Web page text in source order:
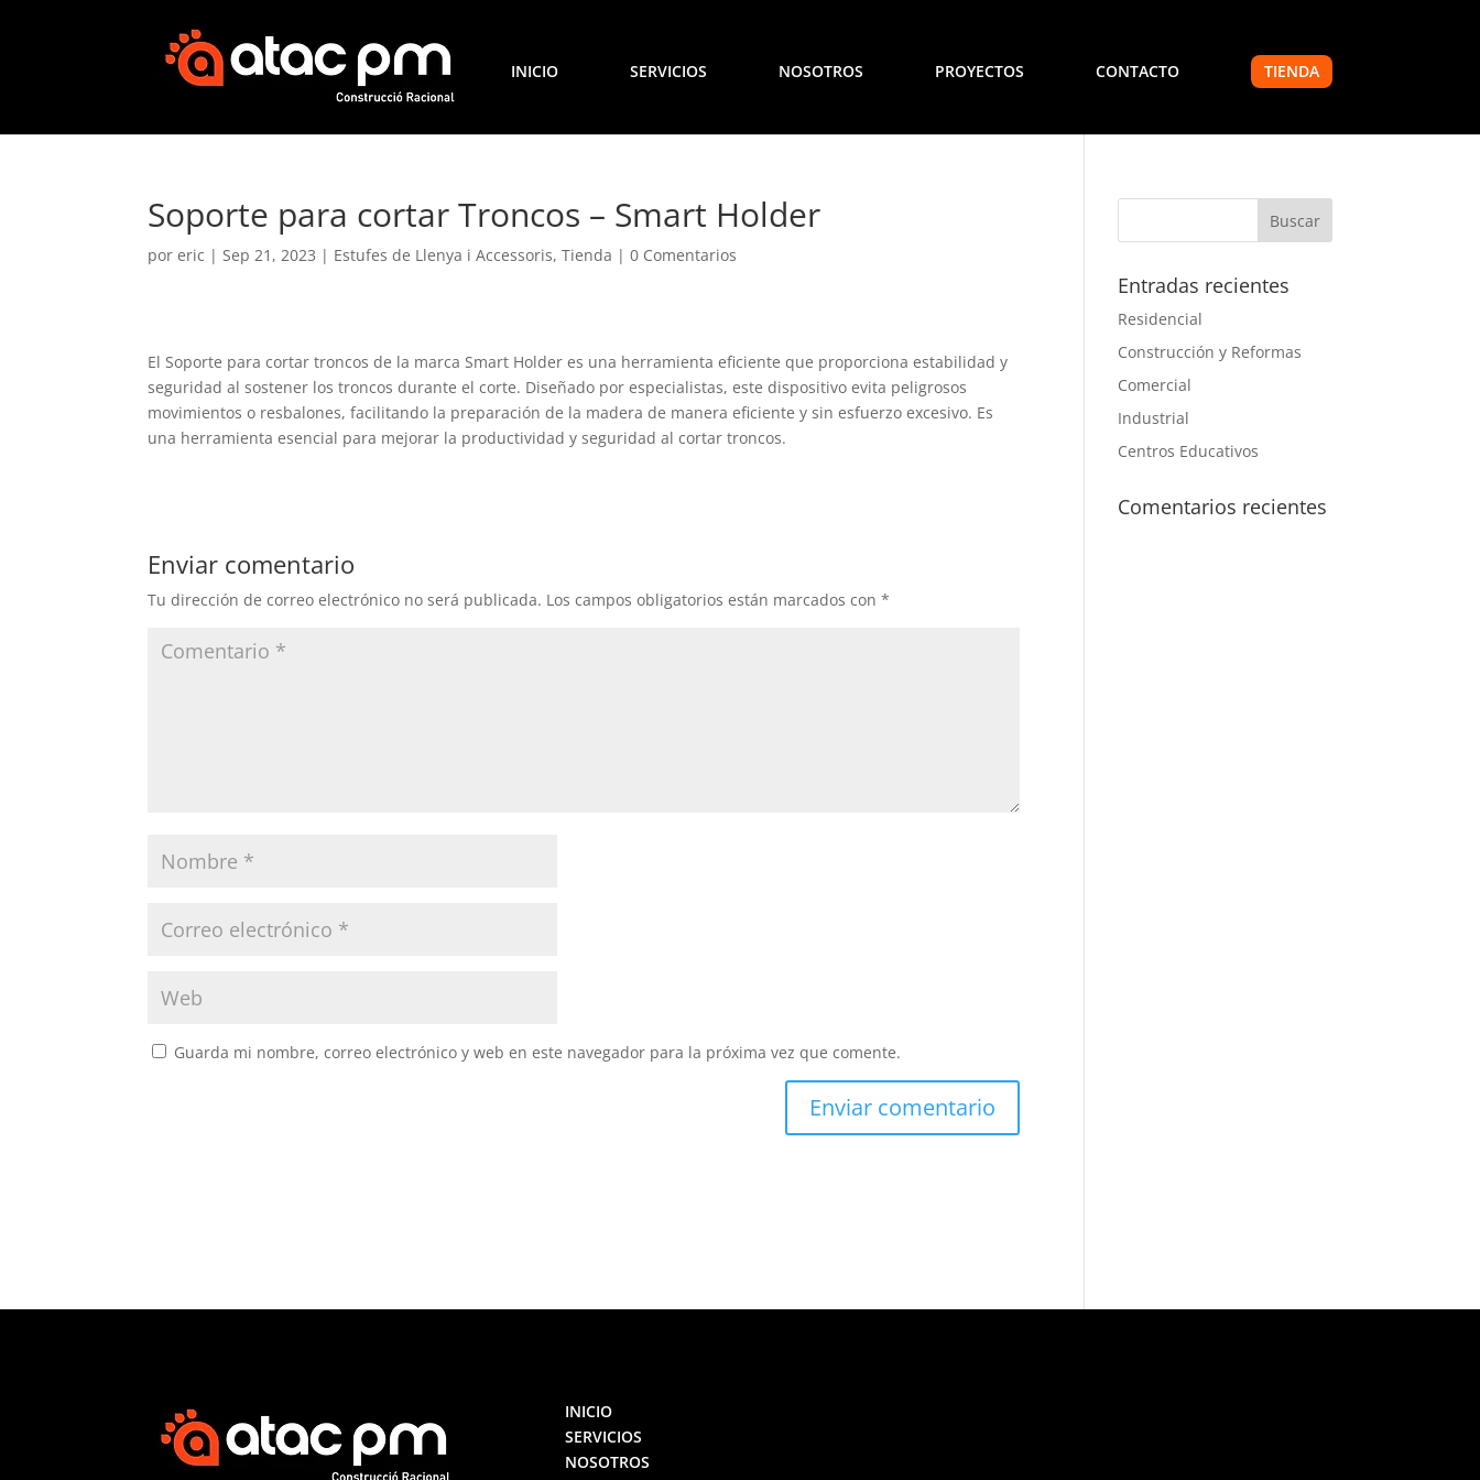
INICIO SERVICIOS NOSOTROS PROYECTOS CONTACTO TIENDA
Soporte para cortar Troncos – Smart Holder
poreric |Sep 21, 2023 | Estufes de Llenya i Accessoris,Tienda |0 Comentarios
El Soporte para cortar troncos de la marca Smart Holder es una herramienta eficiente que proporciona estabilidad y
seguridad al sostener los troncos durante el corte. Diseñado por especialistas, este dispositivo evita peligrosos
movimientos o resbalones, facilitando la preparación de la madera de manera eficiente y sin esfuerzo excesivo. Es
una herramienta esencial para mejorar la productividad y seguridad al cortar troncos.
Enviar comentario
Tu dirección de correo electrónico no será publicada. Los campos obligatorios están marcados con*
Guarda mi nombre, correo electrónico y web en este navegador para la próxima vez que comente.
Entradas recientes
Residencial
Construcción y Reformas
Comercial
Industrial
Centros Educativos
Comentarios recientes
INICIO
SERVICIOS
NOSOTROS